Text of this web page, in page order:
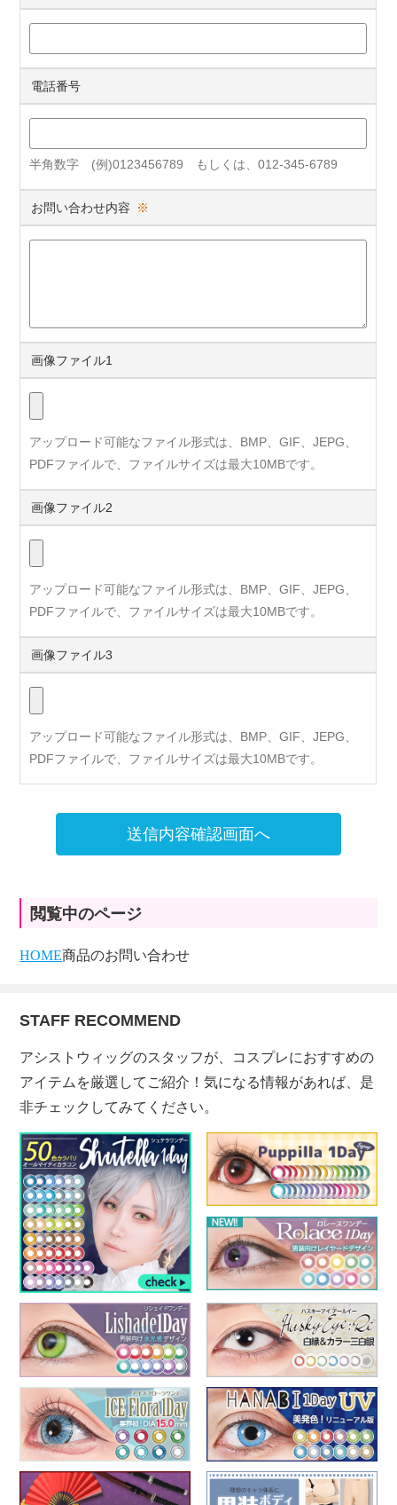
電話番号
半角数字 (例)0123456789 もしくは、012-345-6789
お問い合わせ内容 ※
画像ファイル1
アップロード可能なファイル形式は、BMP、GIF、JEPG、
PDFファイルで、ファイルサイズは最大10MBです。
画像ファイル2
アップロード可能なファイル形式は、BMP、GIF、JEPG、
PDFファイルで、ファイルサイズは最大10MBです。
画像ファイル3
アップロード可能なファイル形式は、BMP、GIF、JEPG、
PDFファイルで、ファイルサイズは最大10MBです。
送信内容確認画面へ
閲覧中のページ
HOME商品のお問い合わせ
STAFF RECOMMEND
アシストウィッグのスタッフが、コスプレにおすすめの
アイテムを厳選してご紹介！気になる情報があれば、是
非チェックしてみてください。